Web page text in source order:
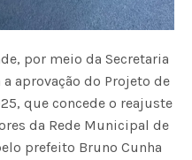
por meio da Secretaria
aprovação do Projeto de
que concede o reajuste
da Rede Municipal de
prefeito Bruno Cunha